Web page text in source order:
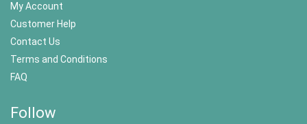
My Account
Customer Help
Contact Us
Terms and Conditions
FAQ
Follow